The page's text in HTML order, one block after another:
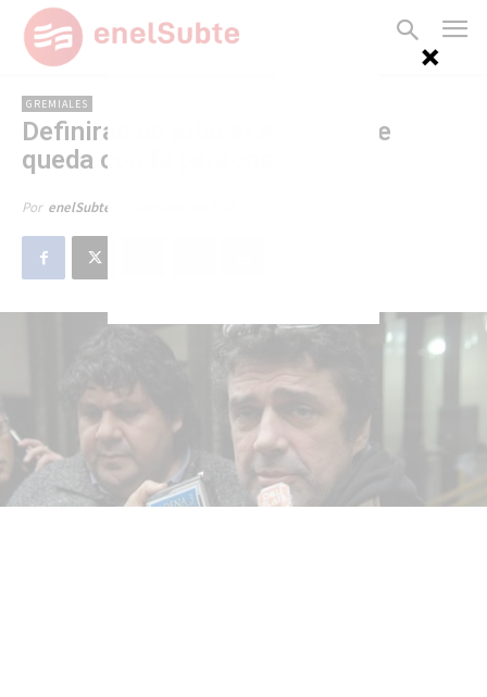
GREMIALES
Definirán en julio si AGTSyP se
queda con la personería
Por enelSubte